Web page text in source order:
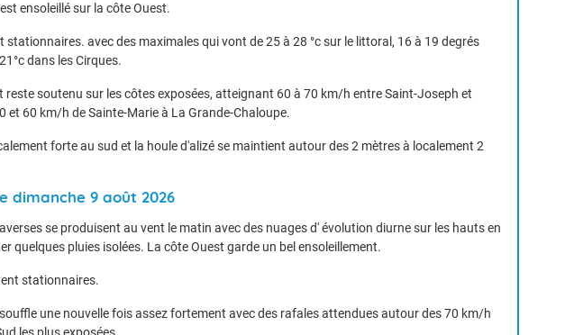
ensoleillé sur la côte Ouest.
stationnaires. avec des maximales qui vont de 25 à 28 °c sur le littoral, 16 à 19 degrés
dans les Cirques.
reste soutenu sur les côtes exposées, atteignant 60 à 70 km/h entre Saint-Joseph et
et 60 km/h de Sainte-Marie à La Grande-Chaloupe.
forte au sud et la houle d'alizé se maintient autour des 2 mètres à localement 2
dimanche 9 août 2026
se produisent au vent le matin avec des nuages d' évolution diurne sur les hauts en
quelques pluies isolées. La côte Ouest garde un bel ensoleillement.
stationnaires.
souffle une nouvelle fois assez fortement avec des rafales attendues autour des 70 km/h